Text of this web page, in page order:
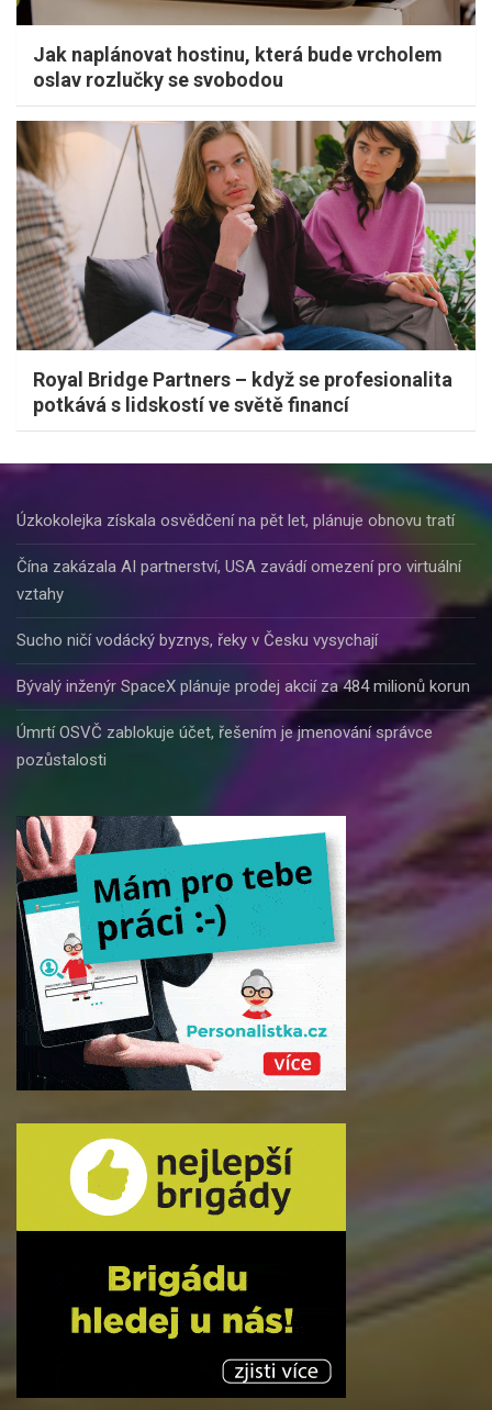
Jak naplánovat hostinu, která bude vrcholem
oslav rozlučky se svobodou
Royal Bridge Partners – když se profesionalita
potkává s lidskostí ve světě financí
Úzkokolejka získala osvědčení na pět let, plánuje obnovu tratí
Čína zakázala AI partnerství, USA zavádí omezení pro virtuální
vztahy
Sucho ničí vodácký byznys, řeky v Česku vysychají
Bývalý inženýr SpaceX plánuje prodej akcií za 484 milionů korun
Úmrtí OSVČ zablokuje účet, řešením je jmenování správce
pozůstalosti